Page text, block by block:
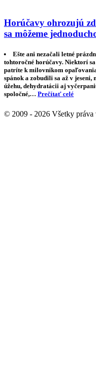
Horúčavy ohrozujú
sa môžeme
Ešte ani nezačali letné
tohtoročné horúčavy. Niektorí
patríte k milovníkom
spánok a zobudili sa až v
úžehu, dehydratácii aj
spoločné,… Prečítať celé
© 2009 - 2026 Všetky